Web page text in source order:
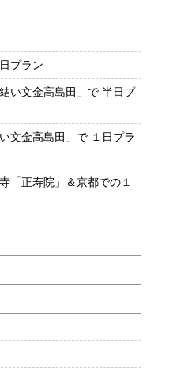
プラン
い文金高島田」で 半日プ
文金高島田」で １日プラ
「正寿院」＆京都での１